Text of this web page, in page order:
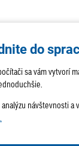
do
sa vám vytvorí
návštevnosti